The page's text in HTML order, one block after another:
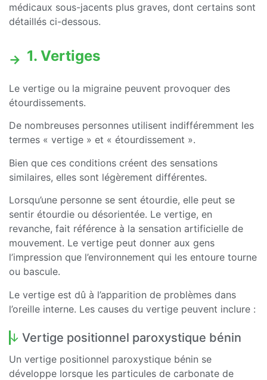
médicaux sous-jacents plus graves, dont certains sont
détaillés ci-dessous.
1. Vertiges
Le vertige ou la migraine peuvent provoquer des
étourdissements.
De nombreuses personnes utilisent indifféremment les
termes « vertige » et « étourdissement ».
Bien que ces conditions créent des sensations
similaires, elles sont légèrement différentes.
Lorsqu’une personne se sent étourdie, elle peut se
sentir étourdie ou désorientée. Le vertige, en
revanche, fait référence à la sensation artificielle de
mouvement. Le vertige peut donner aux gens
l’impression que l’environnement qui les entoure tourne
ou bascule.
Le vertige est dû à l’apparition de problèmes dans
l’oreille interne. Les causes du vertige peuvent inclure :
Vertige positionnel paroxystique bénin
Un vertige positionnel paroxystique bénin se
développe lorsque les particules de carbonate de